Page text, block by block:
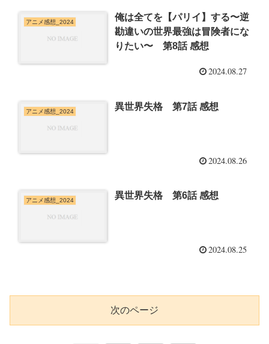
アニメ感想_2024
俺は全てを【パリイ】する〜逆
勘違いの世界最強は冒険者にな
りたい〜 第8話 感想
2024.08.27
アニメ感想_2024 異世界失格 第7話 感想
2024.08.26
アニメ感想_2024 異世界失格 第6話 感想
2024.08.25
次のページ